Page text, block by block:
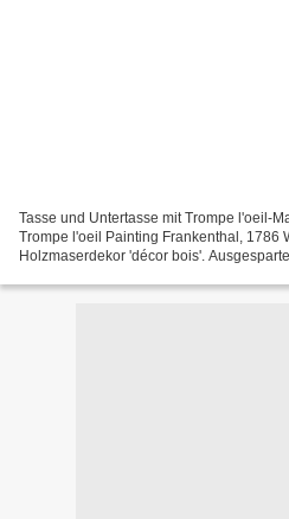
Tasse und Untertasse mit Trompe l'oeil-
Trompe l'oeil Painting Frankenthal, 1786
Holzmaserdekor 'décor bois'.